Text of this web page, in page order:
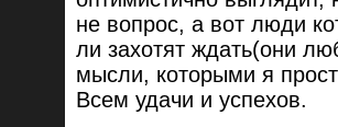
не вопрос, а вот люди
ли захотят ждать(они
мысли, которыми я
Всем удачи и успехов.